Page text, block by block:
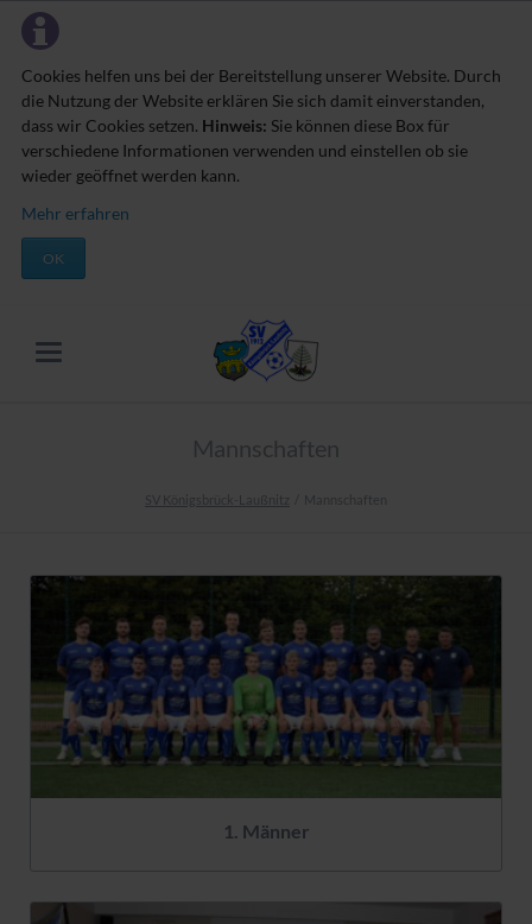
Cookies helfen uns bei der Bereitstellung unserer Website. Durch
die Nutzung der Website erklären Sie sich damit einverstanden,
dass wir Cookies setzen. Hinweis: Sie können diese Box für
verschiedene Informationen verwenden und einstellen ob sie
wieder geöffnet werden kann.
Mehr erfahren
OK
Mannschaften
SV Königsbrück-Laußnitz Mannschaften
1. Männer